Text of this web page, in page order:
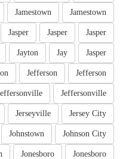
Jamestown
Jamestown
Jasper
Jasper
Jasper
Jasper
Jay
Jayton
Jefferson
Jefferson
Jeffersonville
Jersey City
Jerseyville
Johnson City
Johnstown
Jonesboro
Jonesboro